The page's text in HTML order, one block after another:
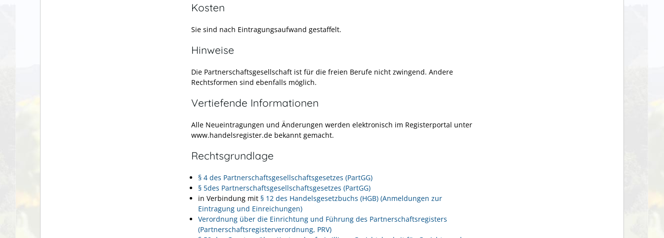
Kosten
Sie sind nach Eintragungsaufwand gestaffelt.
Hinweise
Die Partnerschaftsgesellschaft ist für die freien Berufe nicht zwingend. Andere
Rechtsformen sind ebenfalls möglich.
Vertiefende Informationen
Alle Neueintragungen und Änderungen werden elektronisch im Registerportal unter
www.handelsregister.de bekannt gemacht.
Rechtsgrundlage
§ 4 des Partnerschaftsgesellschaftsgesetzes (PartGG)
§ 5des Partnerschaftsgesellschaftsgesetzes (PartGG)
in Verbindung mit § 12 des Handelsgesetzbuchs (HGB) (Anmeldungen zur
Eintragung und Einreichungen)
Verordnung über die Einrichtung und Führung des Partnerschaftsregisters
(Partnerschaftsregisterverordnung, PRV)